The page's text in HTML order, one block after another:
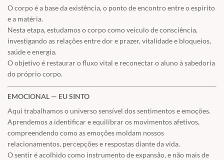
O corpo é a base da existência, o ponto de encontro entre o espírito
e a matéria.
Nesta etapa, estudamos o corpo como veículo de consciência,
investigando as relações entre dor e prazer, vitalidade e bloqueios,
saúde e energia.
O objetivo é restaurar o fluxo vital e reconectar o aluno à sabedoria
do próprio corpo.
EMOCIONAL — EU SINTO
Aqui trabalhamos o universo sensível dos sentimentos e emoções.
Aprendemos a identificar e equilibrar os movimentos afetivos,
compreendendo como as emoções moldam nossos
relacionamentos, percepções e respostas diante da vida.
O sentir é acolhido como instrumento de expansão, e não mais de